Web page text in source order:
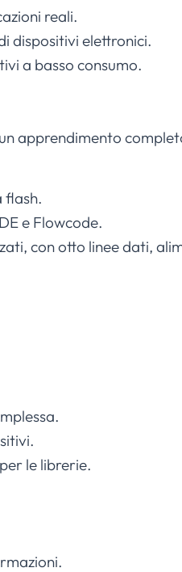
reali.
dispositivi elettronici.
a basso consumo.
apprendimento
flash.
e Flowcode.
con otto linee dati,
le librerie.